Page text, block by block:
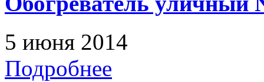
5 июня 2014
Подробнее